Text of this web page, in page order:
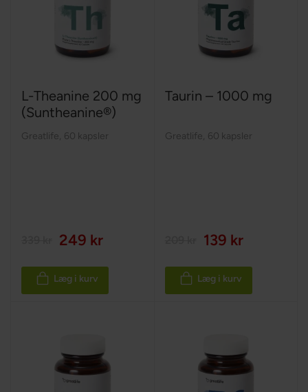
L-Theanine 200 mg
(Suntheanine®)
Greatlife 60 kapsler
249 kr
Læg i kurv
Taurin – 1000 mg
Greatlife 60 kapsler
139 kr
Læg i kurv